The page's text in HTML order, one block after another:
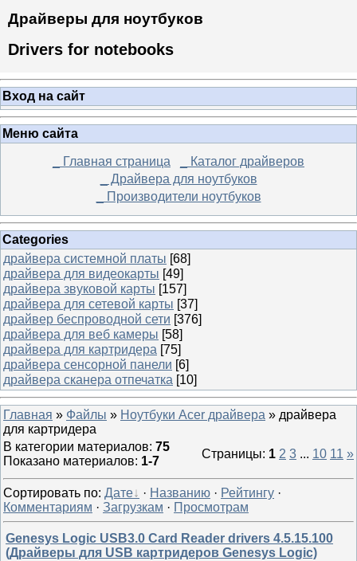
Драйверы для ноутбуков
Drivers for notebooks
Вход на сайт
Меню сайта
_ Главная страница
_ Каталог драйверов
_ Драйвера для ноутбуков
_ Производители ноутбуков
Categories
драйвера системной платы [68]
драйвера для видеокарты [49]
драйвера звуковой карты [157]
драйвера для сетевой карты [37]
драйвер беспроводной сети [376]
драйвера для веб камеры [58]
драйвера для картридера [75]
драйвера сенсорной панели [6]
драйвера сканера отпечатка [10]
Главная » Файлы » Ноутбуки Acer драйвера » драйвера
для картридера
В категории материалов: 75
Показано материалов: 1-7
Страницы: 1 2 3 ... 10 11 »
Сортировать по: Дате · Названию · Рейтингу ·
Комментариям · Загрузкам · Просмотрам
Genesys Logic USB3.0 Card Reader drivers 4.5.15.100
(Драйверы для USB картридеров Genesys Logic)